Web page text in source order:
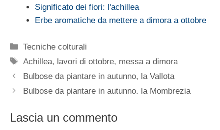
Significato dei fiori: l'achillea
Erbe aromatiche da mettere a dimora a ottobre
Categorie
Tecniche colturali
Tag
Achillea, lavori di ottobre, messa a dimora
Bulbose da piantare in autunno, la Vallota
Bulbose da piantare in autunno. la Mombrezia
Lascia un commento